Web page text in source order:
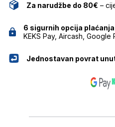
Za narudžbe do 80€ –
6 sigurnih opcija plaćanja
KEKS Pay, Aircash, Google
Jednostavan povrat